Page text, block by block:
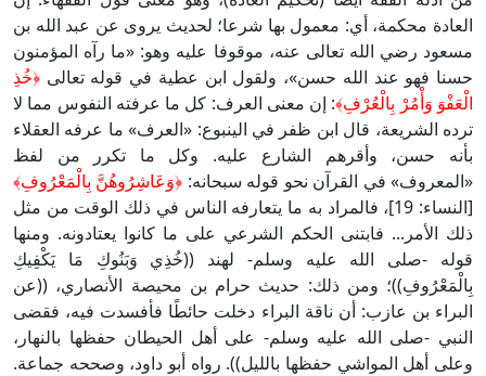
العادة محكمة، أي: معمول بها شرعا؛ لحديث يروى عن عبد الله بن
مسعود رضي الله تعالى عنه، موقوفا عليه وهو: «ما رآه المؤمنون
حسنا فهو عند الله حسن»، ولقول ابن عطية في قوله تعالى ﴿خُذِ
الْعَفْوَ وَأْمُرْ بِالْعُرْفِ﴾: إن معنى العرف: كل ما عرفته النفوس مما لا
ترده الشريعة، قال ابن ظفر في الينبوع: «العرف» ما عرفه العقلاء
بأنه حسن، وأقرهم الشارع عليه. وكل ما تكرر من لفظ
«المعروف» في القرآن نحو قوله سبحانه: ﴿وَعَاشِرُوهُنَّ بِالْمَعْرُوفِ﴾
[النساء: 19]، فالمراد به ما يتعارفه الناس في ذلك الوقت من مثل
ذلك الأمر... فابتنى الحكم الشرعي على ما كانوا يعتادونه. ومنها
قوله -صلى الله عليه وسلم- لهند ((خُذِي وَبَنُوكِ مَا يَكْفِيكِ
بِالْمَعْرُوفِ))؛ ومن ذلك: حديث حرام بن محيصة الأنصاري، ((عن
البراء بن عازب: أن ناقة البراء دخلت حائطًا فأفسدت فيه، فقضى
النبي -صلى الله عليه وسلم- على أهل الحيطان حفظها بالنهار،
وعلى أهل المواشي حفظها بالليل)). رواه أبو داود، وصححه جماعة.